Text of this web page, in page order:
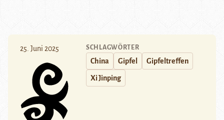
25. Juni 2025 SCHLAGWÖRTER
China Gipfel Gipfeltreffen
Xi Jinping